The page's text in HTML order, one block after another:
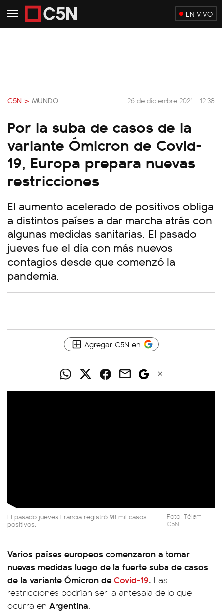
EN VIVO
C5N > MUNDO 26 de diciembre 2021 - 12:38
Por la suba de casos de la
variante Ómicron de Covid-
19, Europa prepara nuevas
restricciones
El aumento acelerado de positivos obliga
a distintos países a dar marcha atrás con
algunas medidas sanitarias. El pasado
jueves fue el día con más nuevos
contagios desde que comenzó la
pandemia.
Agregar C5N en
El pasado jueves Francia registró 98 mil casos
positivos.
Foto: Télam -
C5N
Varios países europeos comenzaron a tomar
nuevas medidas luego de la fuerte suba de casos
de la variante Ómicron de Covid-19. Las
restricciones podrían ser la antesala de lo que
ocurra en Argentina.